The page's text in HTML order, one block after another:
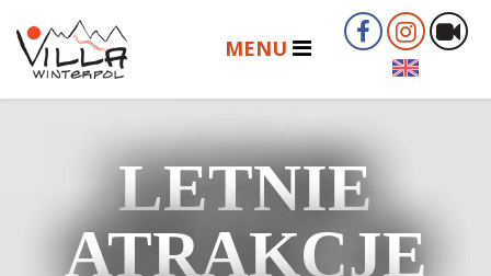
LETNIE
ATRAKCJE